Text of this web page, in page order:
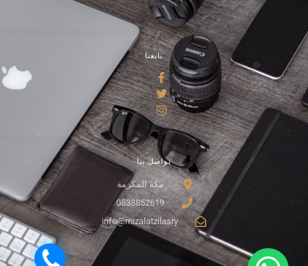
تواصل بنا
مكة المكرمة
0538852619
info@mizalatzilasry
تابعنا